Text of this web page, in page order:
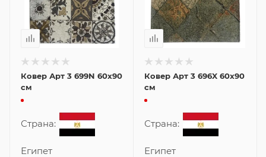
Ковер Арт 3 699N 60x90
см
Страна:
Египет
Ковер Арт 3 696X 60x90
см
Страна:
Египет